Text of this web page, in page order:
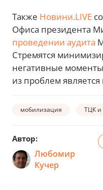
Также Новини.LIVE
Офиса президента
проведении аудита
Стремятся
негативные
из проблем
мобилизация ТЦК и
Автор:
Любомир
Кучер